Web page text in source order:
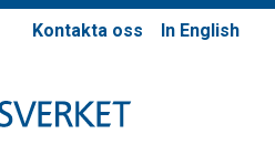
Kontakta oss In English